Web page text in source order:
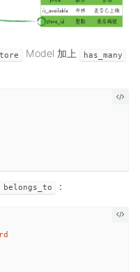
Model 加上 has_many
belongs_to ：